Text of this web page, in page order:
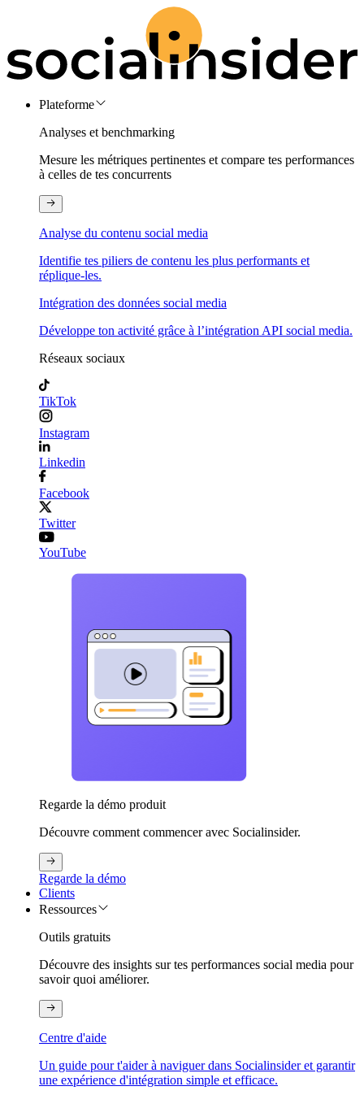
Plateforme
Analyses et benchmarking
Mesure les métriques pertinentes et compare tes performances
à celles de tes concurrents
Analyse du contenu social media
Identifie tes piliers de contenu les plus performants et
réplique-les.
Intégration des données social media
Développe ton activité grâce à l’intégration API social media.
Réseaux sociaux
TikTok
Instagram
Linkedin
Facebook
Twitter
YouTube
Regarde la démo produit
Découvre comment commencer avec Socialinsider.
Regarde la démo
Clients
Ressources
Outils gratuits
Découvre des insights sur tes performances social media pour
savoir quoi améliorer.
Centre d'aide
Un guide pour t'aider à naviguer dans Socialinsider et garantir
une expérience d'intégration simple et efficace.